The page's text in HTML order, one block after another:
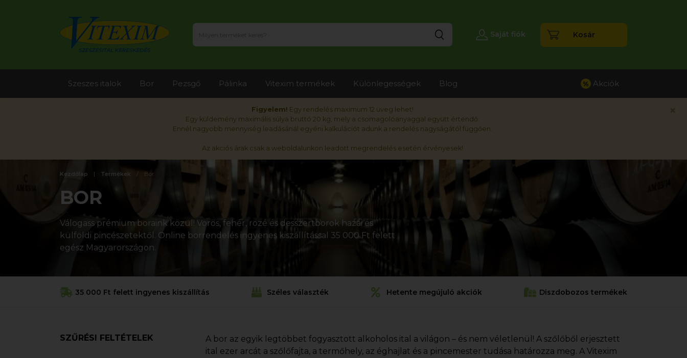
Figyelem! Egy rendelés maximum 12 üveg lehet!
Egy küldemény maximális súlya bruttó 20 kg, mely a csomagolóanyaggal együtt értendő.
Ennél nagyobb mennyiség leadásánál egyéni kalkulációt adunk a rendelés nagyságától függően.
Az akciós árak csak a weboldalunkon leadott megrendelés esetén érvényesek!
Saját fiók Kosár
Szeszes italok Bor Pezsgő Pálinka Vitexim termékek Különlegességek Blog % Akciók
Kezdőlap Termékek Bor
BOR
Válogass prémium boraink közül! Vörös, fehér, rozé és desszertborok hazai és
külföldi pincészetektől. Online borrendelés ingyenes kiszállítással 35 000 Ft felett
egész Magyarországon.
35 000 Ft felett ingyenes kiszállítás Széles választék Hetente megújuló akciók Diszdobozos termékek
SZŰRÉSI FELTÉTELEK
A bor az egyik legtöbbet fogyasztott alkoholos ital a világon – és nem véletlenül! A szőlőből erjesztett
ital ezer arcát a szőlőfajta, a termőhely, az éghajlat és a pincemester tudása határozza meg. A Vitexim